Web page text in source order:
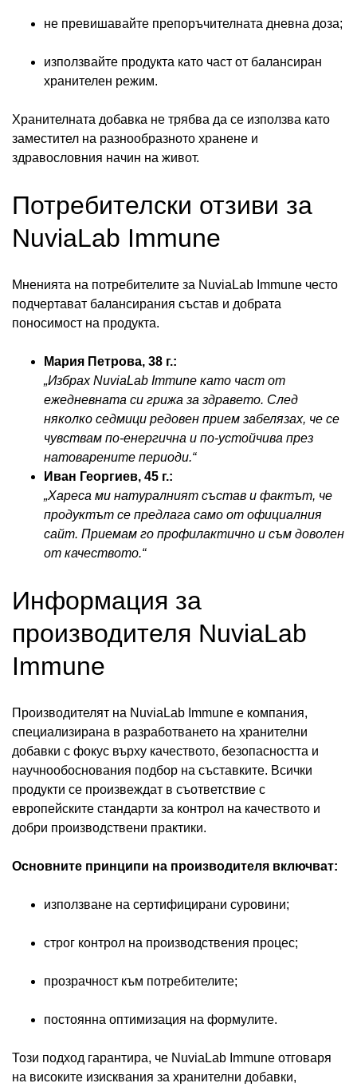
не превишавайте препоръчителната дневна доза;
използвайте продукта като част от балансиран
хранителен режим.
Хранителната добавка не трябва да се използва като
заместител на разнообразното хранене и
здравословния начин на живот.
Потребителски отзиви за
NuviaLab Immune
Мненията на потребителите за NuviaLab Immune често
подчертават балансирания състав и добрата
поносимост на продукта.
Мария Петрова, 38 г.:
„Избрах NuviaLab Immune като част от
ежедневната си грижа за здравето. След
няколко седмици редовен прием забелязах, че се
чувствам по-енергична и по-устойчива през
натоварените периоди.“
Иван Георгиев, 45 г.:
„Хареса ми натуралният състав и фактът, че
продуктът се предлага само от официалния
сайт. Приемам го профилактично и съм доволен
от качеството.“
Информация за
производителя NuviaLab
Immune
Производителят на NuviaLab Immune е компания,
специализирана в разработването на хранителни
добавки с фокус върху качеството, безопасността и
научнообоснования подбор на съставките. Всички
продукти се произвеждат в съответствие с
европейските стандарти за контрол на качеството и
добри производствени практики.
Основните принципи на производителя включват:
използване на сертифицирани суровини;
строг контрол на производствения процес;
прозрачност към потребителите;
постоянна оптимизация на формулите.
Този подход гарантира, че NuviaLab Immune отговаря
на високите изисквания за хранителни добавки,